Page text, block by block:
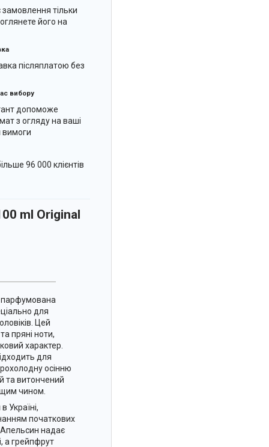
замовлення тільки
його на
післяплатою без
вибору
допоможе
з огляду на ваші
вимоги
96 000 клієнтів
ml Original
парфумована
для
Цей
пряні ноти,
характер.
для
осінню
та витончений
чином.
Україні,
початкових
надає
а грейпфрут